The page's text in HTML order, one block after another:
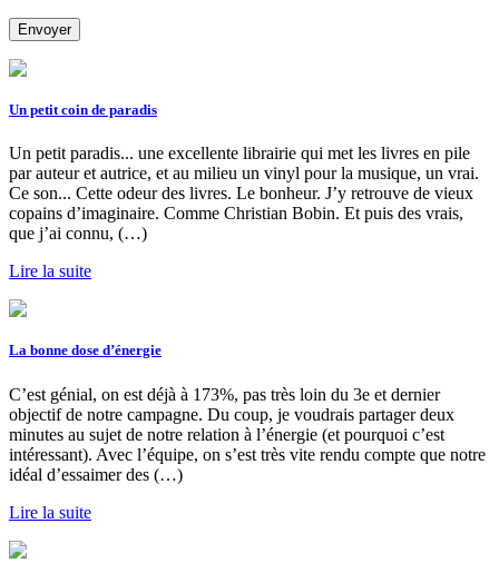
Un petit coin de paradis
Un petit paradis... une excellente librairie qui met les livres en pile
par auteur et autrice, et au milieu un vinyl pour la musique, un vrai.
Ce son... Cette odeur des livres. Le bonheur. J’y retrouve de vieux
copains d’imaginaire. Comme Christian Bobin. Et puis des vrais,
que j’ai connu, (…)
Lire la suite
La bonne dose d’énergie
C’est génial, on est déjà à 173%, pas très loin du 3e et dernier
objectif de notre campagne. Du coup, je voudrais partager deux
minutes au sujet de notre relation à l’énergie (et pourquoi c’est
intéressant). Avec l’équipe, on s’est très vite rendu compte que notre
idéal d’essaimer des (…)
Lire la suite